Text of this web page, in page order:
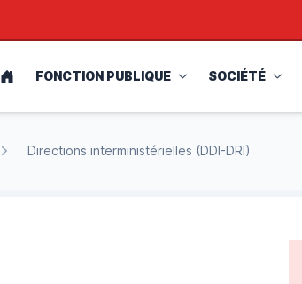
ACCUEILFONCTION PUBLIQUE SOCIÉTÉ
Directions interministérielles (DDI-DRI)